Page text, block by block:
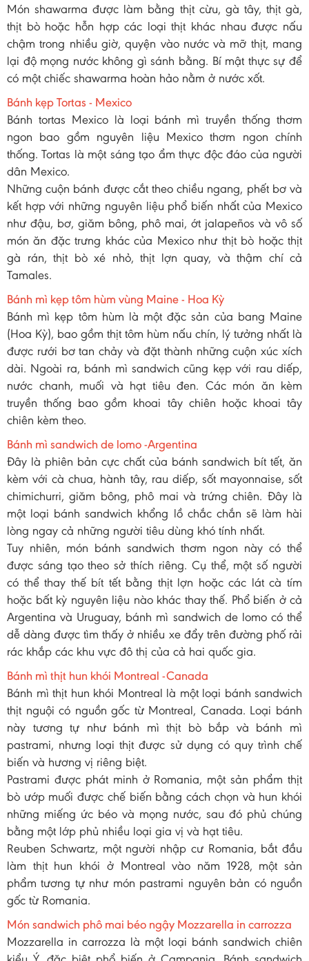
Món shawarma được làm bằng thịt cừu, gà tây, thịt gà,
thịt bò hoặc hỗn hợp các loại thịt khác nhau được nấu
chậm trong nhiều giờ, quyện vào nước và mỡ thịt, mang
lại độ mọng nước không gì sánh bằng. Bí mật thực sự để
có một chiếc shawarma hoàn hảo nằm ở nước xốt.
Bánh kẹp Tortas - Mexico
Bánh tortas Mexico là loại bánh mì truyền thống thơm
ngon bao gồm nguyên liệu Mexico thơm ngon chính
thống. Tortas là một sáng tạo ẩm thực độc đáo của người
dân Mexico.
Những cuộn bánh được cắt theo chiều ngang, phết bơ và
kết hợp với những nguyên liệu phổ biến nhất của Mexico
như đậu, bơ, giăm bông, phô mai, ớt jalapeños và vô số
món ăn đặc trưng khác của Mexico như thịt bò hoặc thịt
gà rán, thịt bò xé nhỏ, thịt lợn quay, và thậm chí cả
Tamales.
Bánh mì kẹp tôm hùm vùng Maine - Hoa Kỳ
Bánh mì kẹp tôm hùm là một đặc sản của bang Maine
(Hoa Kỳ), bao gồm thịt tôm hùm nấu chín, lý tưởng nhất là
được rưới bơ tan chảy và đặt thành những cuộn xúc xích
dài. Ngoài ra, bánh mì sandwich cũng kẹp với rau diếp,
nước chanh, muối và hạt tiêu đen. Các món ăn kèm
truyền thống bao gồm khoai tây chiên hoặc khoai tây
chiên kèm theo.
Bánh mì sandwich de lomo -Argentina
Đây là phiên bản cực chất của bánh sandwich bít tết, ăn
kèm với cà chua, hành tây, rau diếp, sốt mayonnaise, sốt
chimichurri, giăm bông, phô mai và trứng chiên. Đây là
một loại bánh sandwich khổng lồ chắc chắn sẽ làm hài
lòng ngay cả những người tiêu dùng khó tính nhất.
Tuy nhiên, món bánh sandwich thơm ngon này có thể
được sáng tạo theo sở thích riêng. Cụ thể, một số người
có thể thay thế bít tết bằng thịt lợn hoặc các lát cà tím
hoặc bất kỳ nguyên liệu nào khác thay thế. Phổ biến ở cả
Argentina và Uruguay, bánh mì sandwich de lomo có thể
dễ dàng được tìm thấy ở nhiều xe đẩy trên đường phố rải
rác khắp các khu vực đô thị của cả hai quốc gia.
Bánh mì thịt hun khói Montreal -Canada
Bánh mì thịt hun khói Montreal là một loại bánh sandwich
thịt nguội có nguồn gốc từ Montreal, Canada. Loại bánh
này tương tự như bánh mì thịt bò bắp và bánh mì
pastrami, nhưng loại thịt được sử dụng có quy trình chế
biến và hương vị riêng biệt.
Pastrami được phát minh ở Romania, một sản phẩm thịt
bò ướp muối được chế biến bằng cách chọn và hun khói
những miếng ức béo và mọng nước, sau đó phủ chúng
bằng một lớp phủ nhiều loại gia vị và hạt tiêu.
Reuben Schwartz, một người nhập cư Romania, bắt đầu
làm thịt hun khói ở Montreal vào năm 1928, một sản
phẩm tương tự như món pastrami nguyên bản có nguồn
gốc từ Romania.
Món sandwich phô mai béo ngậy Mozzarella in carrozza
Mozzarella in carrozza là một loại bánh sandwich chiên